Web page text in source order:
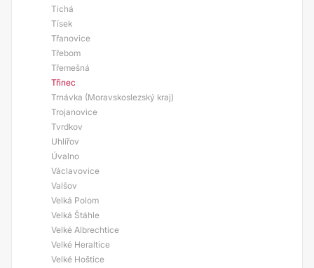
Tichá
Tísek
Třanovice
Třebom
Třemešná
Třinec
Trnávka (Moravskoslezský kraj)
Trojanovice
Tvrdkov
Uhlířov
Úvalno
Václavovice
Valšov
Velká Polom
Velká Štáhle
Velké Albrechtice
Velké Heraltice
Velké Hoštice